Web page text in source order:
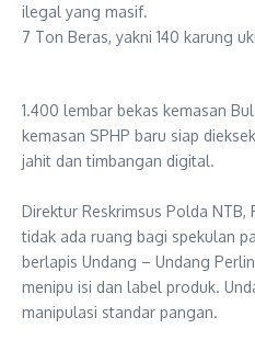
ilegal yang masif.
​7 Ton Beras, yakni 140 karung
1.400 lembar bekas kemasan
kemasan SPHP baru siap
jahit dan timbangan digital.
​Direktur Reskrimsus Polda NTB,
tidak ada ruang bagi spekulan
berlapis Undang – Undang
menipu isi dan label produk.
manipulasi standar pangan.